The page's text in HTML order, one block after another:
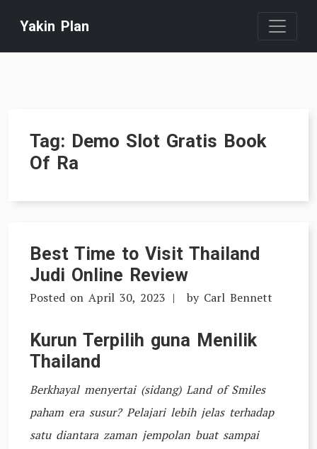
content
Yakin Plan
Tag: Demo Slot Gratis Book
Of Ra
Best Time to Visit Thailand
Judi Online Review
Posted on April 30, 2023 by Carl Bennett
Kurun Terpilih guna Menilik
Thailand
Berkhayal menyertai (sidang) Land of Smiles
paham era susur? Pelajari lebih jelas terhadap
satu diantara zaman jempolan buat sampai